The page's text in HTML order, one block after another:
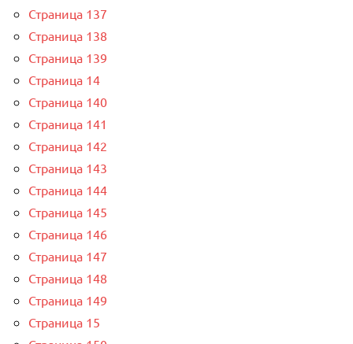
Страница 137
Страница 138
Страница 139
Страница 14
Страница 140
Страница 141
Страница 142
Страница 143
Страница 144
Страница 145
Страница 146
Страница 147
Страница 148
Страница 149
Страница 15